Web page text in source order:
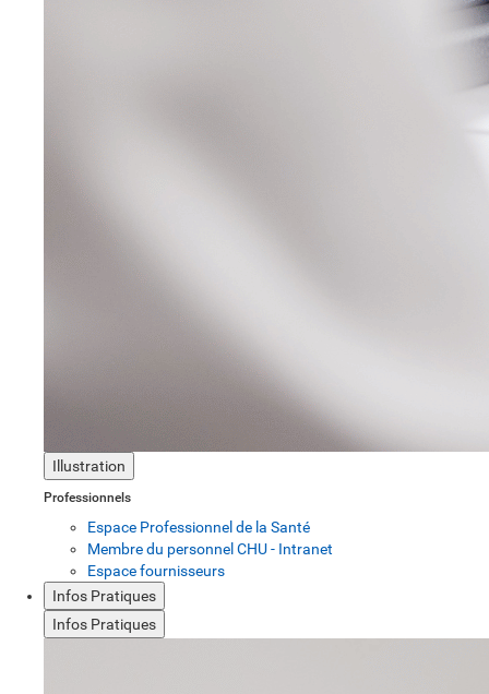
Illustration
Professionnels
Espace Professionnel de la Santé
Membre du personnel CHU - Intranet
Espace fournisseurs
Infos Pratiques
Infos Pratiques